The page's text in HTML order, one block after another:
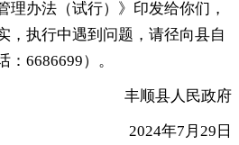
理办法（试行）》印发给你们 ，
，执行中遇到问题 ， 请径向县自
6686699）。
丰顺县人民政府
2024年7月29日